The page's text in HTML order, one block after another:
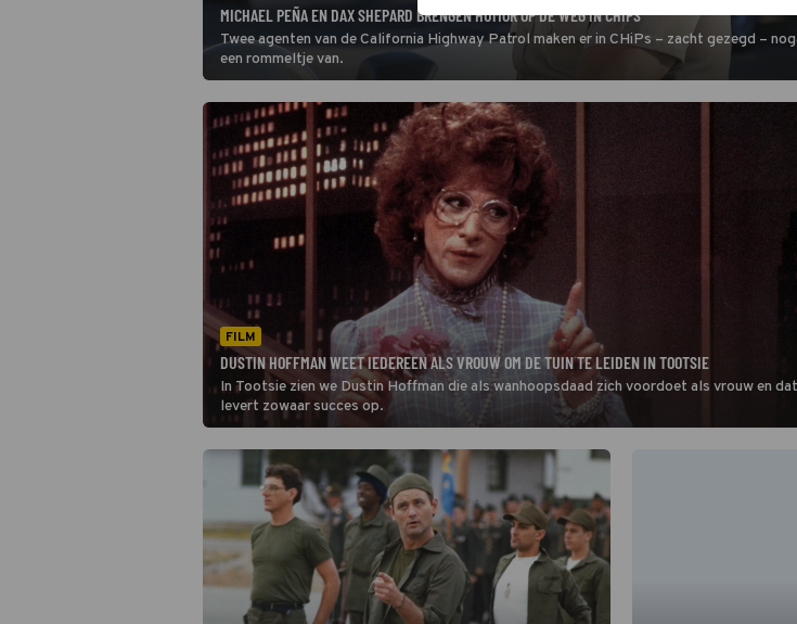
MICHAEL PEÑA EN DAX SHEPARD BRENGEN HUMOR OP DE WEG IN CHIPS
Twee agenten van de California Highway Patrol maken er in CHiPs – zacht gezegd –
een rommeltje van.
FILM
DUSTIN HOFFMAN WEET IEDEREEN ALS VROUW OM DE TUIN TE LEIDEN IN TOOTSIE
In Tootsie zien we Dustin Hoffman die als wanhoopsdaad zich voordoet als vrouw en dat
levert zowaar succes op.